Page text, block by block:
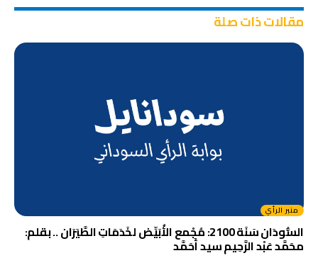
مقالات ذات صلة
منبر الرأي
السُّودَان سَنَة 2100: مُجْمع الأُبَيِّض لخَدَمَاتِ الطَّيَرَان .. بقلم:
محَمَّد عَبْد الرَّحِيم سيد أَحَمَّد